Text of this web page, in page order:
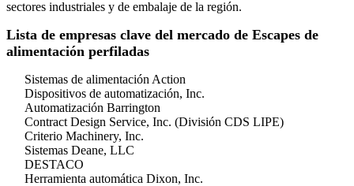
sectores industriales y de embalaje de la región.
Lista de empresas clave del mercado de Escapes de
alimentación perfiladas
Sistemas de alimentación Action
Dispositivos de automatización, Inc.
Automatización Barrington
Contract Design Service, Inc. (División CDS LIPE)
Criterio Machinery, Inc.
Sistemas Deane, LLC
DESTACO
Herramienta automática Dixon, Inc.